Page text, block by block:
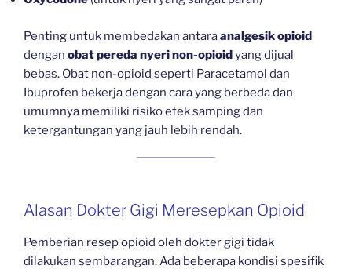
Penting untuk membedakan antaraanalgesik opioid
dengan obat pereda nyeri non-opioidyang dijual
bebas. Obat non-opioid seperti Paracetamol dan
Ibuprofen bekerja dengan cara yang berbeda dan
umumnya memiliki risiko efek samping dan
ketergantungan yang jauh lebih rendah.
Alasan Dokter Gigi Meresepkan Opioid
Pemberian resep opioid oleh dokter gigi tidak
dilakukan sembarangan. Ada beberapa kondisi spesifik